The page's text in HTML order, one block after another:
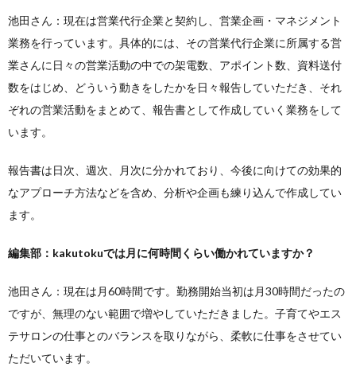
池田さん：現在は営業代行企業と契約し、営業企画・マネジメント
業務を行っています。具体的には、その営業代行企業に所属する営
業さんに日々の営業活動の中での架電数、アポイント数、資料送付
数をはじめ、どういう動きをしたかを日々報告していただき、それ
ぞれの営業活動をまとめて、報告書として作成していく業務をして
います。
報告書は日次、週次、月次に分かれており、今後に向けての効果的
なアプローチ方法などを含め、分析や企画も練り込んで作成してい
ます。
編集部：kakutokuでは月に何時間くらい働かれていますか？
池田さん：現在は月60時間です。勤務開始当初は月30時間だったの
ですが、無理のない範囲で増やしていただきました。子育てやエス
テサロンの仕事とのバランスを取りながら、柔軟に仕事をさせてい
ただいています。